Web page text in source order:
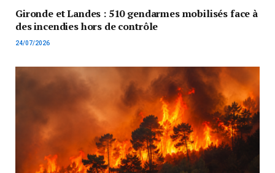
Gironde et Landes : 510 gendarmes mobilisés face à
des incendies hors de contrôle
24/07/2026